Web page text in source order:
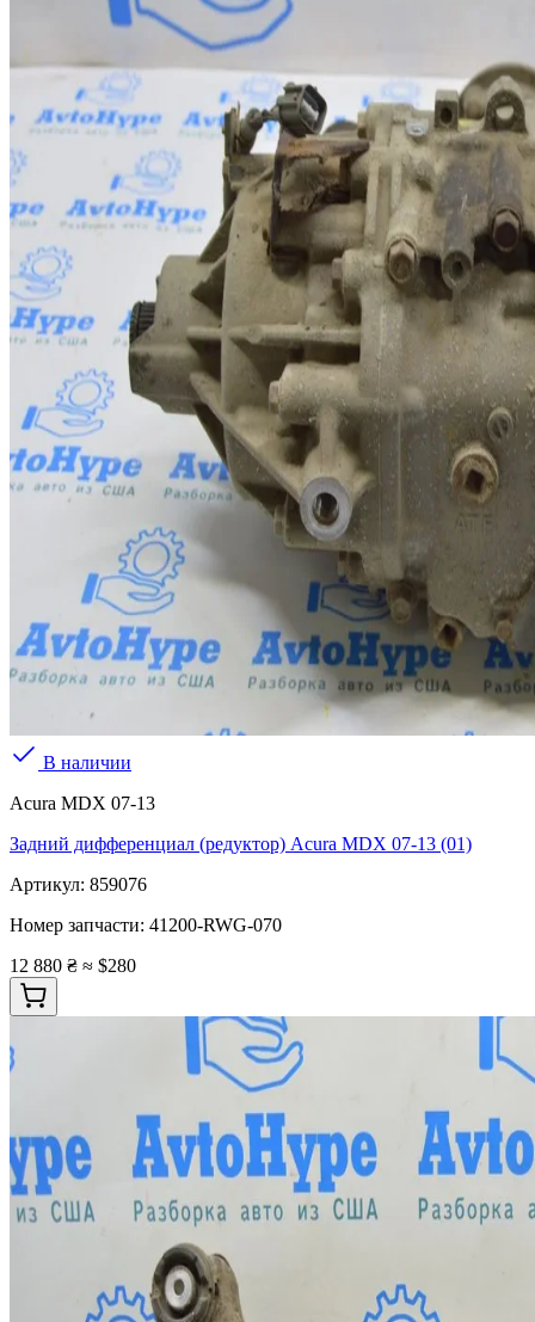
В наличии
Acura MDX 07-13
Задний дифференциал (редуктор) Acura MDX 07-13 (01)
Артикул: 859076
Номер запчасти: 41200-RWG-070
12 880 ₴ ≈ $280